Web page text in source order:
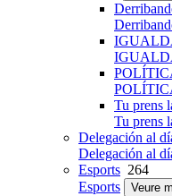
Tu prens
Tu prens
Delegación al
Delegación al
Esports 264
Esports
Veure